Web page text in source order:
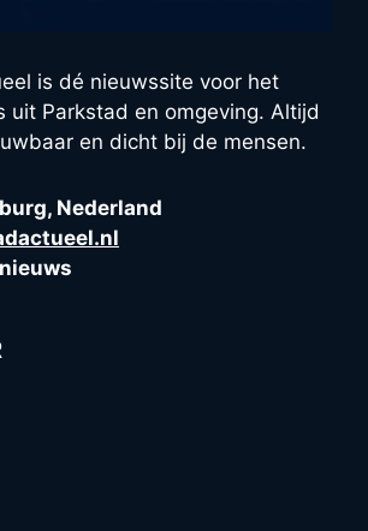
is dé nieuwssite voor het
uit Parkstad en omgeving. Altijd
en dicht bij de mensen.
Nederland